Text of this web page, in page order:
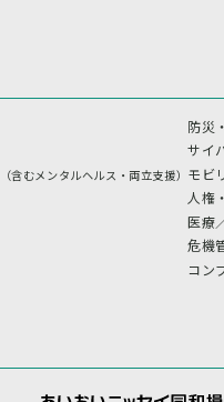
（含むメンタルヘルス・両立支援）
防災
サイ
モビ
人権
医療
危機
コン